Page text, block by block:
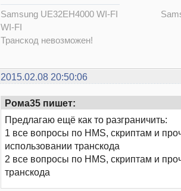
Samsung UE32EH4000 WI-FI
WI-FI
Транскод невозможен!
2015.02.08 20:50:06
Рома35 пишет:
Предлагаю ещё как то разграничить:
1 все вопросы по HMS, скриптам и
использовании транскода
2 все вопросы по HMS, скриптам и
транскода